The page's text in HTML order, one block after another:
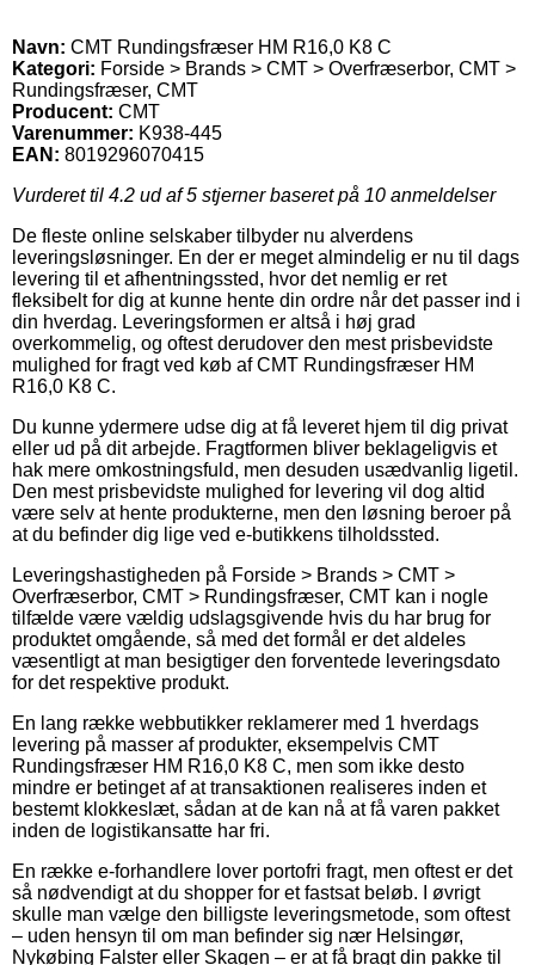
Navn: CMT Rundingsfræser HM R16,0 K8 C
Kategori: Forside > Brands > CMT > Overfræserbor, CMT >
Rundingsfræser, CMT
Producent: CMT
Varenummer: K938-445
EAN: 8019296070415
Vurderet til 4.2 ud af 5 stjerner baseret på 10 anmeldelser
De fleste online selskaber tilbyder nu alverdens
leveringsløsninger. En der er meget almindelig er nu til dags
levering til et afhentningssted, hvor det nemlig er ret
fleksibelt for dig at kunne hente din ordre når det passer ind i
din hverdag. Leveringsformen er altså i høj grad
overkommelig, og oftest derudover den mest prisbevidste
mulighed for fragt ved køb af CMT Rundingsfræser HM
R16,0 K8 C.
Du kunne ydermere udse dig at få leveret hjem til dig privat
eller ud på dit arbejde. Fragtformen bliver beklageligvis et
hak mere omkostningsfuld, men desuden usædvanlig ligetil.
Den mest prisbevidste mulighed for levering vil dog altid
være selv at hente produkterne, men den løsning beroer på
at du befinder dig lige ved e-butikkens tilholdssted.
Leveringshastigheden på Forside > Brands > CMT >
Overfræserbor, CMT > Rundingsfræser, CMT kan i nogle
tilfælde være vældig udslagsgivende hvis du har brug for
produktet omgående, så med det formål er det aldeles
væsentligt at man besigtiger den forventede leveringsdato
for det respektive produkt.
En lang række webbutikker reklamerer med 1 hverdags
levering på masser af produkter, eksempelvis CMT
Rundingsfræser HM R16,0 K8 C, men som ikke desto
mindre er betinget af at transaktionen realiseres inden et
bestemt klokkeslæt, sådan at de kan nå at få varen pakket
inden de logistikansatte har fri.
En række e-forhandlere lover portofri fragt, men oftest er det
så nødvendigt at du shopper for et fastsat beløb. I øvrigt
skulle man vælge den billigste leveringsmetode, som oftest
– uden hensyn til om man befinder sig nær Helsingør,
Nykøbing Falster eller Skagen – er at få bragt din pakke til